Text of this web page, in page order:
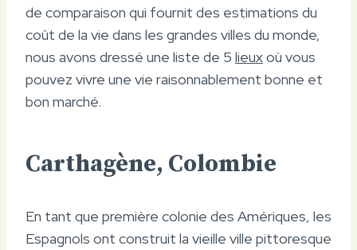
de comparaison qui fournit des estimations du
coût de la vie dans les grandes villes du monde,
nous avons dressé une liste de 5 lieuxoù vous
pouvez vivre une vie raisonnablement bonne et
bon marché.
Carthagène, Colombie
En tant que première colonie des Amériques, les
Espagnols ont construit la vieille ville pittoresque